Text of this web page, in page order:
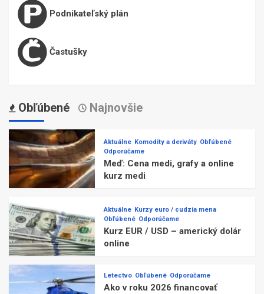
Podnikateľský plán
Častušky
Obľúbené Najnovšie
Aktuálne Komodity a deriváty Obľúbené
Odporúčame
Meď: Cena medi, grafy a online
kurz medi
Aktuálne Kurzy euro / cudzia mena
Obľúbené Odporúčame
Kurz EUR / USD – americký dolár
online
Letectvo Obľúbené Odporúčame
Ako v roku 2026 financovať